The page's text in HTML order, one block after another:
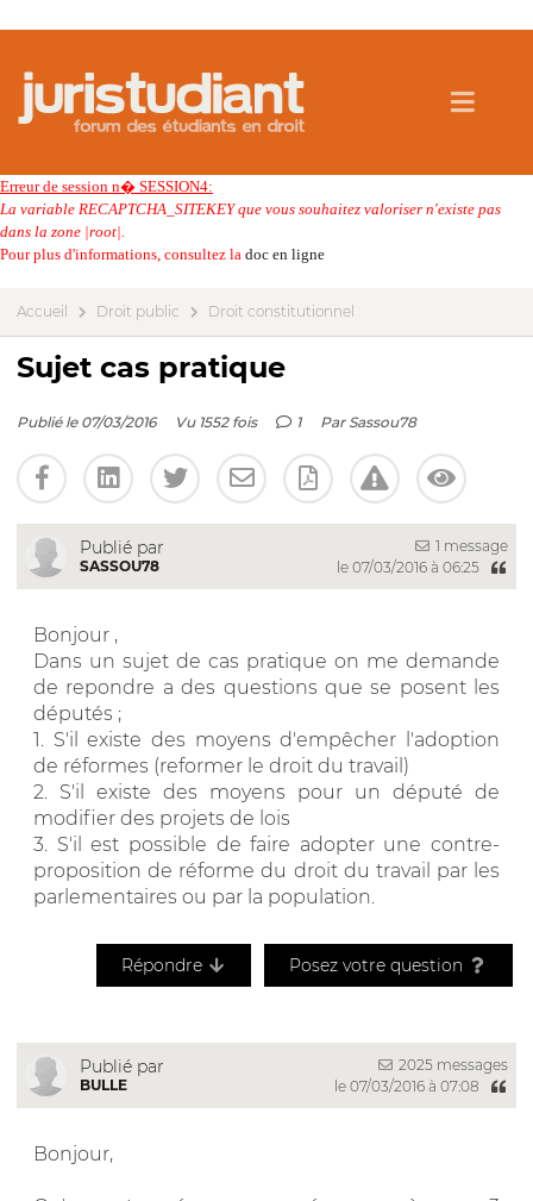
Erreur de session n� SESSION4:
La variable RECAPTCHA_SITEKEY que vous souhaitez valoriser n'existe pas
dans la zone |root|.
Pour plus d'informations, consultez la doc en ligne
Accueil Droit public Droit constitutionnel
Sujet cas pratique
Publié le 07/03/2016 Vu 1552 fois 1 Par Sassou78
Publié par
SASSOU78
1 message
le 07/03/2016 à 06:25
Bonjour ,
Dans un sujet de cas pratique on me demande
de repondre a des questions que se posent les
députés ;
1. S'il existe des moyens d'empêcher l'adoption
de réformes (reformer le droit du travail)
2. S'il existe des moyens pour un député de
modifier des projets de lois
3. S'il est possible de faire adopter une contre-
proposition de réforme du droit du travail par les
parlementaires ou par la population.
Répondre Posez votre question
Publié par
BULLE
2025 messages
le 07/03/2016 à 07:08
Bonjour,